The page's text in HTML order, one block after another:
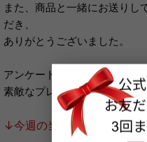
また、商品と一緒にお送りし
だき、
ありがとうございました。
アンケートにお答えいただい
素敵なプレゼントをお送りし
↓今週の当選者はこちら↓